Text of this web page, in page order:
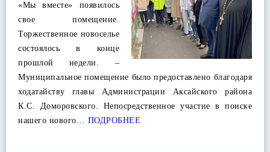
«Мы вместе» появилось
свое помещение.
Торжественное новоселье
состоялось в конце
прошлой недели. –
Муниципальное помещение было предоставлено благодаря
ходатайству главы Администрации Аксайского района
К.С. Доморовского. Непосредственное участие в поиске
нашего нового… ПОДРОБНЕЕ